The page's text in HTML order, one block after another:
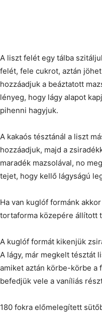
A liszt felét egy tálba
felét, fele cukrot, aztán
hozzáadjuk a beáztatott
lényeg, hogy lágy alapot
pihenni hagyjuk.
A kakaós tésztánál a liszt
hozzáadjuk, majd a
maradék mazsolával, no
tejet, hogy kellő lágyságú
Ha van kuglóf formánk
tortaforma közepére állított
A kuglóf formát kikenjük
A lágy, már megkelt tésztát
amiket aztán körbe-körbe a
befedjük vele a vaníliás
180 fokra előmelegített